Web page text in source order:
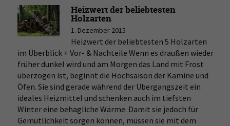
Stapelhilfe
–
Tipps
zur
Holzstapelhilfe
Heizwert der beliebtesten
Holzarten
1. Dezember 2015
Heizwert der beliebtesten 5 Holzarten
im Überblick + Vor- & Nachteile Wenn es draußen wieder
früher dunkel wird und am Morgen das Land mit Frost
überzogen ist, beginnt die Hochsaison der Kamine und
Öfen. Sie sind gerade während der Übergangszeit ein
ideales Heizmittel und schenken auch im tiefsten
Winter eine behagliche Wärme. Damit sie jedoch für
Gemütlichkeit sorgen können, müssen sie mit dem